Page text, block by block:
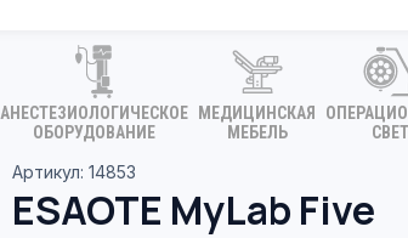
АНЕСТЕЗИОЛОГИЧЕСКОЕ
ОБОРУДОВАНИЕ
МЕДИЦИНСКАЯ
МЕБЕЛЬ
СВЕТ
Артикул: 14853
ESAOTE MyLab Five